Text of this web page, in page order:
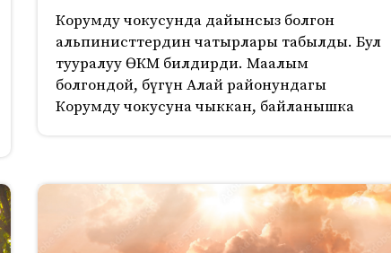
Корумду чокусунда дайынсыз болгон
альпинисттердин чатырлары табылды. Бул
тууралуу ӨКМ билдирди. Маалым
болгондой, бүгүн Алай районундагы
Корумду чокусуна чыккан, байланышка